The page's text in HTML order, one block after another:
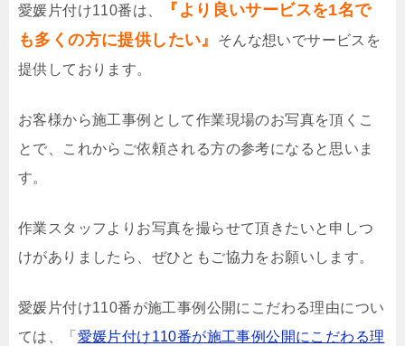
愛媛片付け110番は、
『より良いサービスを1名で
も多くの方に提供したい』
そんな想いでサービスを
提供しております。
お客様から施工事例として作業現場のお写真を頂くこ
とで、これからご依頼される方の参考になると思いま
す。
作業スタッフよりお写真を撮らせて頂きたいと申しつ
けがありましたら、ぜひともご協力をお願いします。
愛媛片付け110番が施工事例公開にこだわる理由につい
ては、「 愛媛片付け110番が施工事例公開にこだわる理